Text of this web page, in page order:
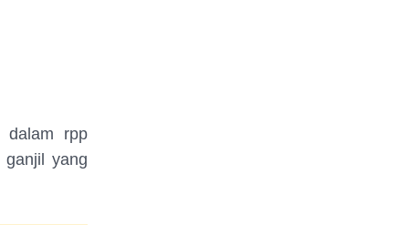
dalam rpp
ganjil yang